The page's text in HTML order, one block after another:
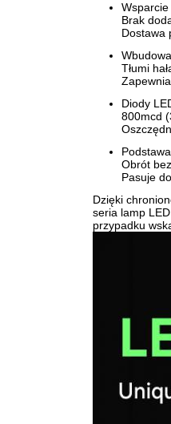
Brak
Dostawa
Tłumi
Diody
800mcd
Obrót
Pasuje
Dzięki
seria lamp
przypadku